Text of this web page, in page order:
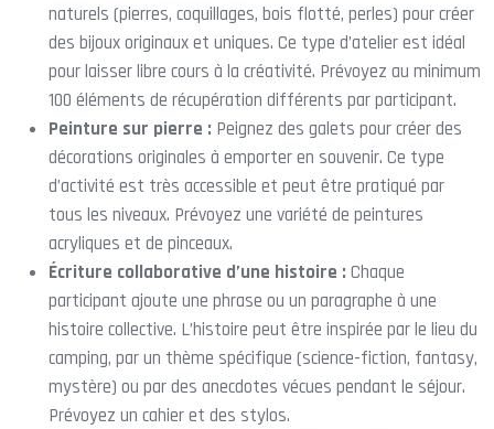
naturels (pierres, coquillages, bois flotté, perles) pour créer
des bijoux originaux et uniques. Ce type d’atelier est idéal
pour laisser libre cours à la créativité. Prévoyez au minimum
100 éléments de récupération différents par participant.
Peinture sur pierre : Peignez des galets pour créer des
décorations originales à emporter en souvenir. Ce type
d’activité est très accessible et peut être pratiqué par
tous les niveaux. Prévoyez une variété de peintures
acryliques et de pinceaux.
Écriture collaborative d’une histoire : Chaque
participant ajoute une phrase ou un paragraphe à une
histoire collective. L’histoire peut être inspirée par le lieu du
camping, par un thème spécifique (science-fiction, fantasy,
mystère) ou par des anecdotes vécues pendant le séjour.
Prévoyez un cahier et des stylos.